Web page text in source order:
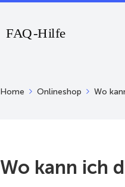
Home Onlineshop Wo
Wo kann ich